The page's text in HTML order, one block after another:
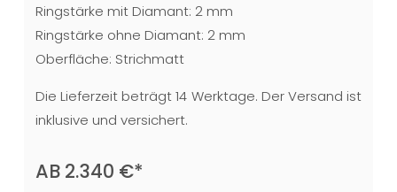
Ringstärke mit Diamant: 2 mm
Ringstärke ohne Diamant: 2 mm
Oberfläche: Strichmatt
Die Lieferzeit beträgt 14 Werktage. Der Versand ist
inklusive und versichert.
AB 2.340 €*